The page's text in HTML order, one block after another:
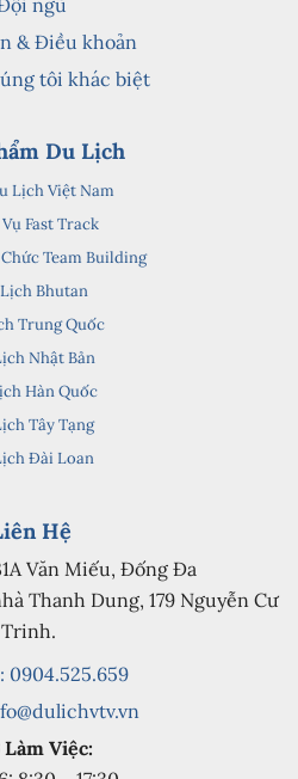
ngũ
& Điều khoản
tôi khác biệt
Du Lịch
Lịch Việt Nam
Fast Track
Team Building
Bhutan
Trung Quốc
Nhật Bản
Hàn Quốc
Tây Tạng
Đài Loan
Hệ
Văn Miếu, Đống Đa
Thanh Dung, 179 Nguyễn Cư
Trinh.
0904.525.659
Làm Việc: